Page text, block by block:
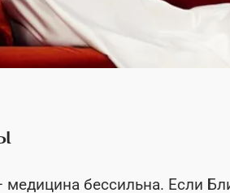
бессильна. Если